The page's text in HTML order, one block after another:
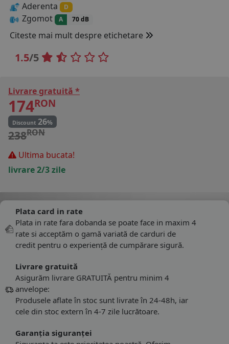
Aderenta D
Zgomot A 70 dB
Citeste mai mult despre etichetare
1.5/5
Livrare gratuită *
174RON
Discount 26%
238RON
Ultima bucata!
livrare 2/3 zile
Plata card in rate
Plata in rate fara dobanda se poate face in maxim 4
rate si acceptăm o gamă variată de carduri de
credit pentru o experiență de cumpărare sigură.
Livrare gratuită
Asigurăm livrare GRATUITĂ pentru minim 4
anvelope:
Produsele aflate în stoc sunt livrate în 24-48h, iar
cele din stoc extern în 4-7 zile lucrătoare.
Garanția siguranței